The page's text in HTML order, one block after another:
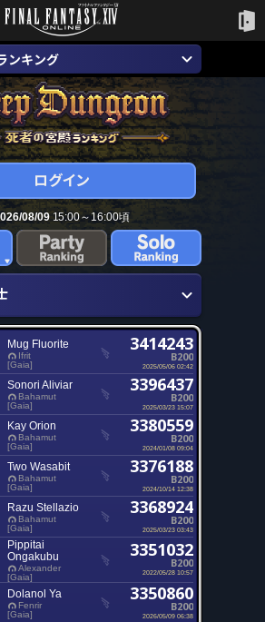
ンキング
08/0915:00～16:00頃
Mug Fluorite
Ifrit
[Gaia]
3414243
B200
2025/05/06 02:42
Sonori Aliviar
Bahamut
[Gaia]
3396437
B200
2025/03/23 15:07
Kay Orion
Bahamut
[Gaia]
3380559
B200
2024/01/08 09:04
Two Wasabit
Bahamut
[Gaia]
3376188
B200
2024/10/14 12:38
Razu Stellazio
Bahamut
[Gaia]
3368924
B200
2025/03/23 03:43
Pippitai
Ongakubu
Alexander
[Gaia]
3351032
B200
2022/05/28 10:57
Dolanol Ya
Fenrir
[Gaia]
3350860
B200
2026/05/09 06:38